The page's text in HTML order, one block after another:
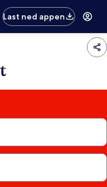
Last ned appen